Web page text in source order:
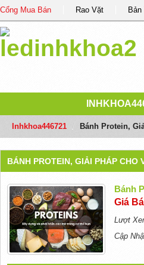
Cổng Mua Bán Rao Vặt
Inhkhoa446721 Bánh Protein,
BÁNH PROTEIN, GIẢI PHÁP CHO
Bánh
Giá
Lượt
Cập